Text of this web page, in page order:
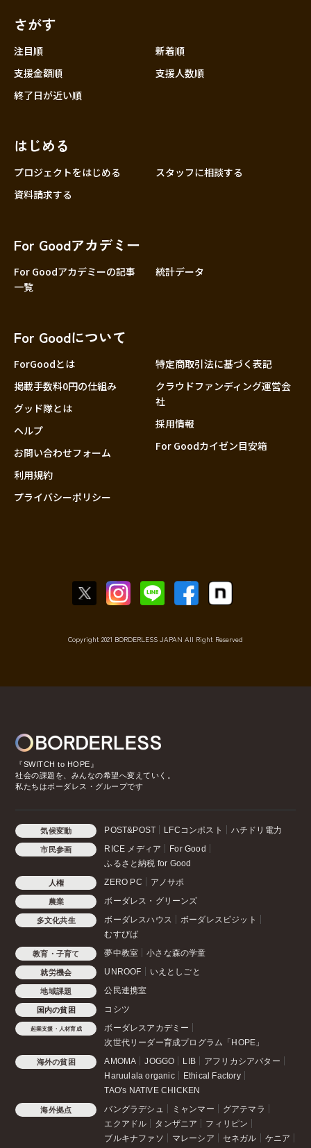
中国
大分
さがす
注目順
新着順
支援金額順
支援人数順
終了日が近い順
はじめる
プロジェクトをはじめる
スタッフに相談する
資料請求する
For Goodアカデミー
For Goodアカデミーの記事
一覧
統計データ
For Goodについて
ForGoodとは
掲載手数料0円の仕組み
グッド隊とは
ヘルプ
お問い合わせフォーム
利用規約
プライバシーポリシー
特定商取引法に基づく表記
クラウドファンディング運営会
社
採用情報
For Goodカイゼン目安箱
Copyright 2021 BORDERLESS JAPAN All Right Reserved
『SWITCH to HOPE』
社会の課題を、みんなの希望へ変えていく。
私たちはボーダレス・グループです
気候変動 POST&POST LFCコンポスト ハチドリ電力
市民参画 RICE メディア
For Good
ふるさと納税 for Good
人権 ZERO PC アノサポ
農業 ボーダレス・グリーンズ
多文化共生 ボーダレスハウス
ボーダレスビジット
むすびば
教育・子育て 夢中教室 小さな森の学童
就労機会 UNROOF いえとしごと
地域課題 公民連携室
国内の貧困 コシツ
起業支援・人材育成
ボーダレスアカデミー
次世代リーダー育成プログラム「HOPE」
海外の貧困 AMOMA JOGGO LIB
アフリカシアバター
Haruulala organic
Ethical Factory
TAO's NATIVE CHICKEN
海外拠点 バングラデシュ ミャンマー
グアテマラ
エクアドル
タンザニア
フィリピン
ブルキナファソ
マレーシア セネガル
ケニア